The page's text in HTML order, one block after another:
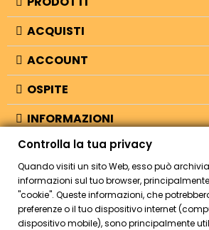
ACQUISTI
ACCOUNT
OSPITE
INFORMAZIONI
NEGOZIO
© 2026 - Bellearti.it -credits
Controlla la tua privacy
Quando visiti un sito Web, esso può
informazioni sul tuo browser,
"cookie". Queste informazioni, che
preferenze o il tuo dispositivo internet
dispositivo mobile), sono principalmente